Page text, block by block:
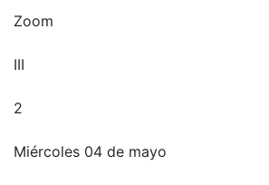
Zoom
III
2
Miércoles 04 de mayo